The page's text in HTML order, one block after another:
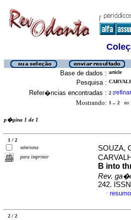
Base de dados : article
Pesquisa :
Refer�ncias encontradas : 2 [refinar
Mostrando: 1 .. 2 no
p�gina 1 de 1
1 / 2
seleciona
para imprimir
SOUZA,
B into
Rev.
242.
·
2 / 2